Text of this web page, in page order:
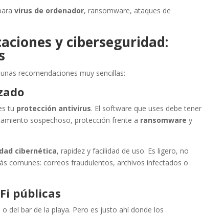
virus de ordenador, ransomware, ataques de
y ciberseguridad:
recomendaciones muy sencillas:
tu protección antivirus. El software que uses debe tener
sospechoso, protección frente a ransomware y
cibernética, rapidez y facilidad de uso. Es ligero, no
comunes: correos fraudulentos, archivos infectados o
públicas
del bar de la playa. Pero es justo ahí donde los